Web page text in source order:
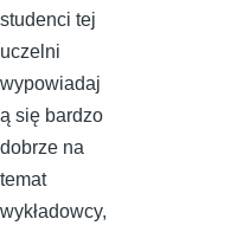
studenci tej
uczelni
wypowiadaj
ą się bardzo
dobrze na
temat
wykładowcy,